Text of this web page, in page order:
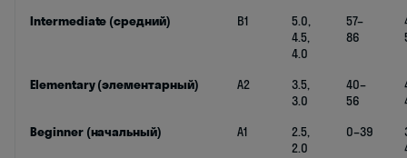
Intermediate (средний) B1
5.0,
4.5,
4.0
57–
86
Elementary (элементарный) A2
3.5,
3.0
40–
56
Beginner (начальный)
A1
2.5,
2.0
0–39